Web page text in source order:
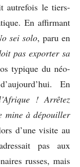
autrefois le tiers-
En affirmant
sei solo, paru en
pas exporter sa
typique du néo-
En
! Arrêtez
mine à dépouiller
d’une visite au
pas aux
russes, mais